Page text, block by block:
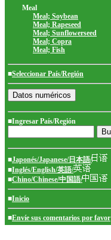
Meal
Meal; Soybean
Meal; Rapeseed
Meal; Sunflowerseed
Meal; Copra
Meal; Fish
■Seleccionar País/Región
■Ingresar País/Región
■Japonés/Japanese/日本語/
■Inglés/English/英語/
■Chino/Chinese/中国語/
■Inicio
■Envíe sus comentarios por favor